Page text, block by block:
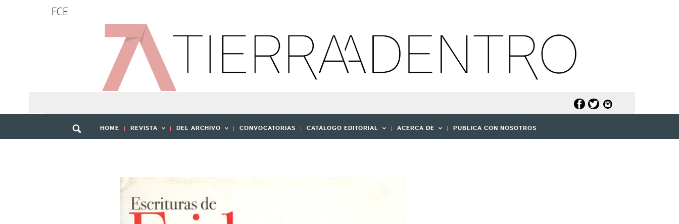
FCE
HOME REVISTA DEL ARCHIVO CONVOCATORIAS CATÁLOGO EDITORIAL ACERCA DE PUBLICA CON NOSOTROS